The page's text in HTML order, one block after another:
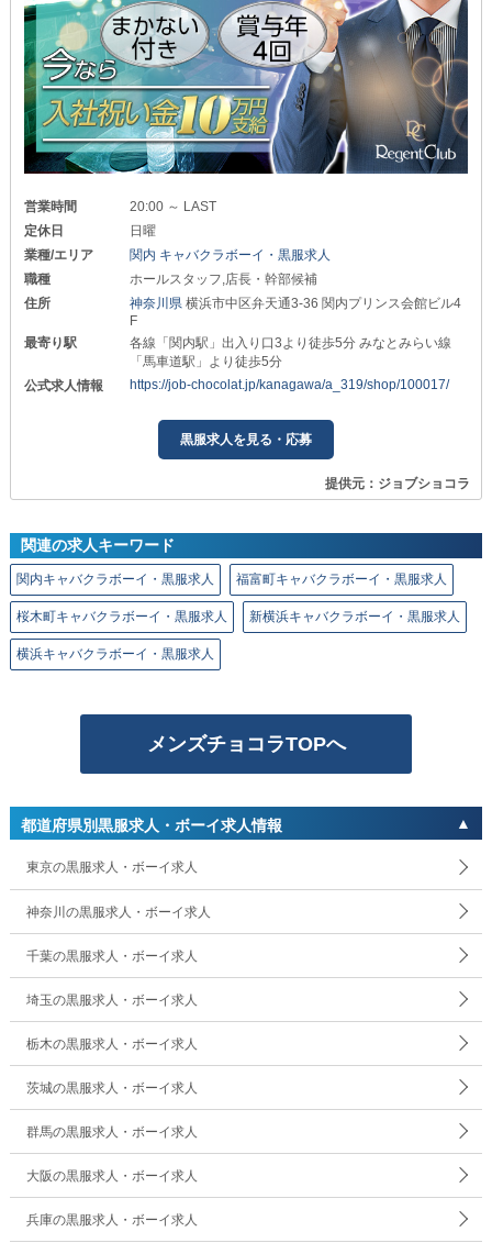
営業時間
20:00 ～ LAST
定休日
日曜
業種/エリア
関内 キャバクラボーイ・黒服求人
職種
ホールスタッフ,店長・幹部候補
住所
神奈川県横浜市中区弁天通3-36 関内プリンス会館ビル4
F
最寄り駅
各線「関内駅」出入り口3より徒歩5分 みなとみらい線
「馬車道駅」より徒歩5分
公式求人情報
https://job-chocolat.jp/kanagawa/a_319/shop/100017/
黒服求人を見る・応募
提供元：ジョブショコラ
関連の求人キーワード
関内キャバクラボーイ・黒服求人 福富町キャバクラボーイ・黒服求人
桜木町キャバクラボーイ・黒服求人 新横浜キャバクラボーイ・黒服求人
横浜キャバクラボーイ・黒服求人
メンズチョコラTOPへ
都道府県別黒服求人・ボーイ求人情報
東京の黒服求人・ボーイ求人
神奈川の黒服求人・ボーイ求人
千葉の黒服求人・ボーイ求人
埼玉の黒服求人・ボーイ求人
栃木の黒服求人・ボーイ求人
茨城の黒服求人・ボーイ求人
群馬の黒服求人・ボーイ求人
大阪の黒服求人・ボーイ求人
兵庫の黒服求人・ボーイ求人